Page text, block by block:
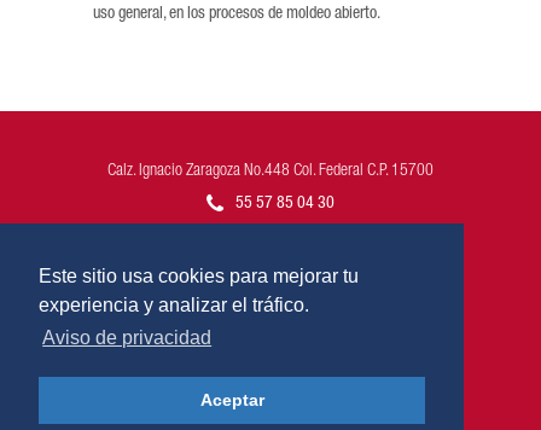
Este sitio usa cookies para mejorar tu
experiencia y analizar el tráfico.
Aviso de privacidad
Aceptar
uso general, en los procesos de moldeo abierto.
Calz. Ignacio Zaragoza No.448 Col. Federal C.P. 15700
55 57 85 04 30
Redes Sociales
AVISO DE PRIVACIDAD
TERMINOS Y CONDICIONES POLIPUNTOS